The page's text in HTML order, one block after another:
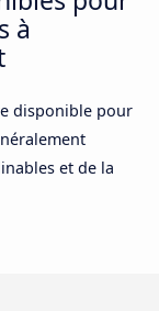
à
disponible pour
et de la